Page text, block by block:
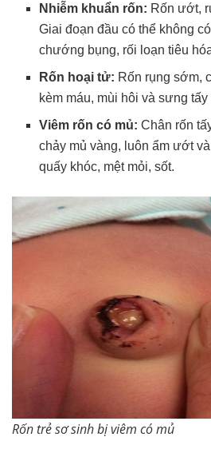
Nhiễm khuẩn rốn: Rốn ướt,
Giai đoạn đầu có thể không
chướng bụng, rối loạn tiêu
Rốn hoại tử: Rốn rụng sớm,
kèm máu, mùi hôi và sưng
Viêm rốn có mủ: Chân rốn
chảy mủ vàng, luôn ẩm ướt
quấy khóc, mệt mỏi, sốt.
Rốn trẻ sơ sinh bị viêm có mủ